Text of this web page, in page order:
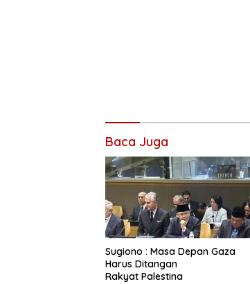
Baca Juga
Sugiono : Masa Depan Gaza
Harus Ditangan
Rakyat Palestina